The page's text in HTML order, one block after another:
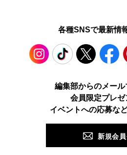
各種SNSで最新情
TikTok X Facebook
編集部からのメール
会員限定プレゼ
イベントへの応募な
新規会